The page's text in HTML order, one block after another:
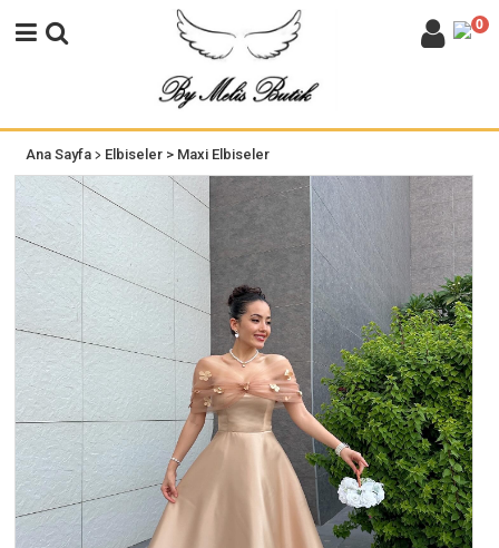
0
Ana Sayfa> Elbiseler > Maxi Elbiseler